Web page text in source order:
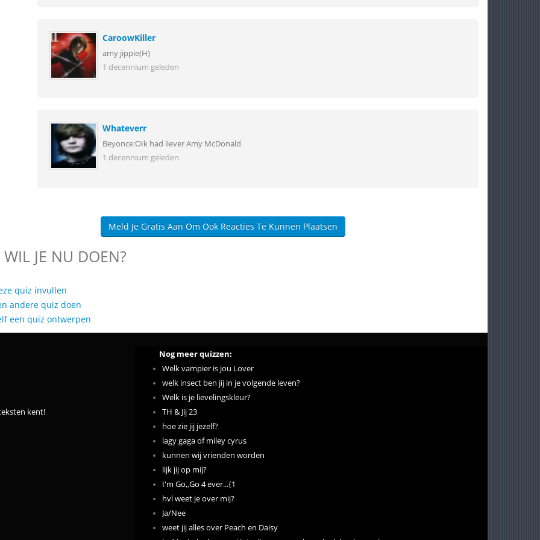
CaroowKiller
amy jippie(H)
1 decennium geleden
Whateverr
Beyonce:OIk had liever Amy McDonald
1 decennium geleden
Meld Je Gratis Aan Om Ook Reacties Te Kunnen Plaatsen
JE NU DOEN?
quiz invullen
andere quiz doen
een quiz ontwerpen
kent!
Nog meer quizzen:
Welk vampier is jou Lover
welk insect ben jij in je volgende leven?
Welk is je lievelingskleur?
TH & Jij 23
hoe zie jij jezelf?
lagy gaga of miley cyrus
kunnen wij vrienden worden
lijk jij op mij?
I'm Go,,Go 4 ever...{1
hvl weet je over mij?
Ja/Nee
weet jij alles over Peach en Daisy